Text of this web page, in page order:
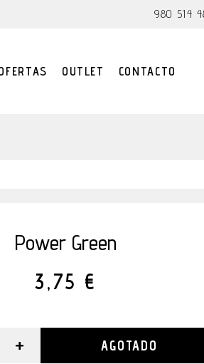
980 514
OUTLET CONTACTO
Power Green
3,75 €
+ AGOTADO